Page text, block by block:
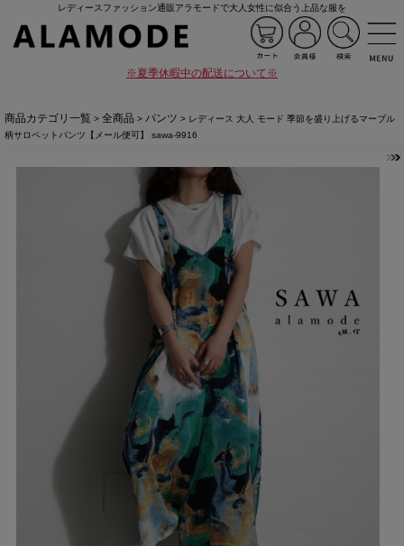
レディースファッション通販アラモードで大人女性に似合う上品な服を
※夏季休暇中の配送について※
商品カテゴリ一覧 > 全商品 > パンツ > レディース 大人 モード 季節を盛り上げるマーブル
柄サロペットパンツ【メール便可】 sawa-9916